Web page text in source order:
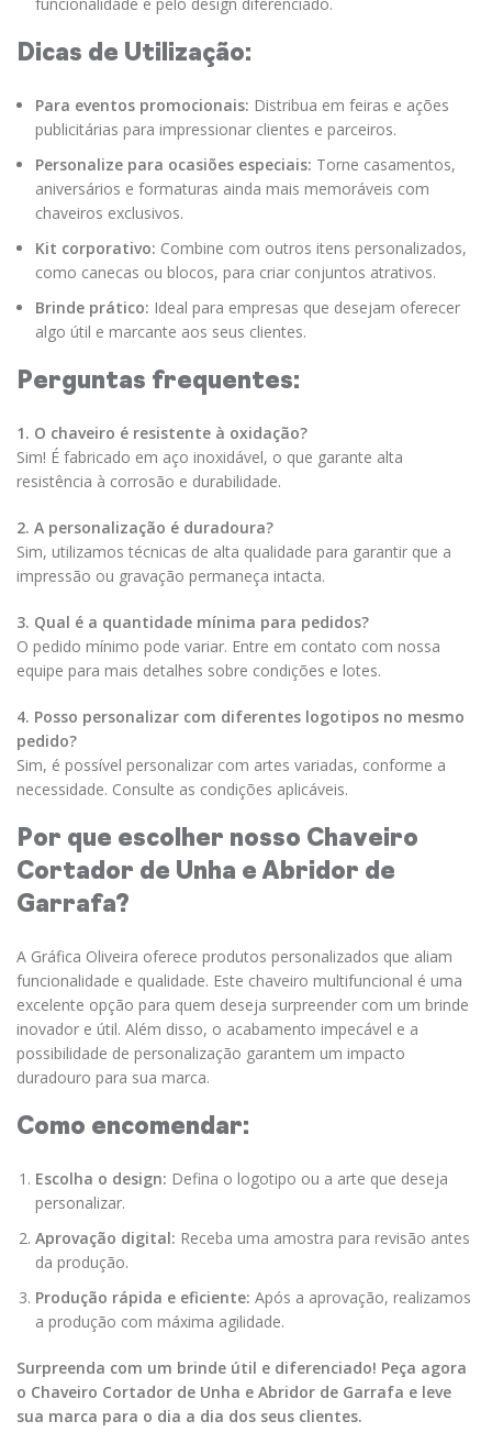
funcionalidade e pelo design diferenciado.
Dicas de Utilização:
Para eventos promocionais: Distribua em feiras e ações
publicitárias para impressionar clientes e parceiros.
Personalize para ocasiões especiais: Torne casamentos,
aniversários e formaturas ainda mais memoráveis com
chaveiros exclusivos.
Kit corporativo: Combine com outros itens personalizados,
como canecas ou blocos, para criar conjuntos atrativos.
Brinde prático: Ideal para empresas que desejam oferecer
algo útil e marcante aos seus clientes.
Perguntas frequentes:
1. O chaveiro é resistente à oxidação?
Sim! É fabricado em aço inoxidável, o que garante alta
resistência à corrosão e durabilidade.
2. A personalização é duradoura?
Sim, utilizamos técnicas de alta qualidade para garantir que a
impressão ou gravação permaneça intacta.
3. Qual é a quantidade mínima para pedidos?
O pedido mínimo pode variar. Entre em contato com nossa
equipe para mais detalhes sobre condições e lotes.
4. Posso personalizar com diferentes logotipos no mesmo
pedido?
Sim, é possível personalizar com artes variadas, conforme a
necessidade. Consulte as condições aplicáveis.
Por que escolher nosso Chaveiro
Cortador de Unha e Abridor de
Garrafa?
A Gráfica Oliveira oferece produtos personalizados que aliam
funcionalidade e qualidade. Este chaveiro multifuncional é uma
excelente opção para quem deseja surpreender com um brinde
inovador e útil. Além disso, o acabamento impecável e a
possibilidade de personalização garantem um impacto
duradouro para sua marca.
Como encomendar:
Escolha o design: Defina o logotipo ou a arte que deseja
personalizar.
Aprovação digital: Receba uma amostra para revisão antes
da produção.
Produção rápida e eficiente: Após a aprovação, realizamos
a produção com máxima agilidade.
Surpreenda com um brinde útil e diferenciado! Peça agora
o Chaveiro Cortador de Unha e Abridor de Garrafa e leve
sua marca para o dia a dia dos seus clientes.